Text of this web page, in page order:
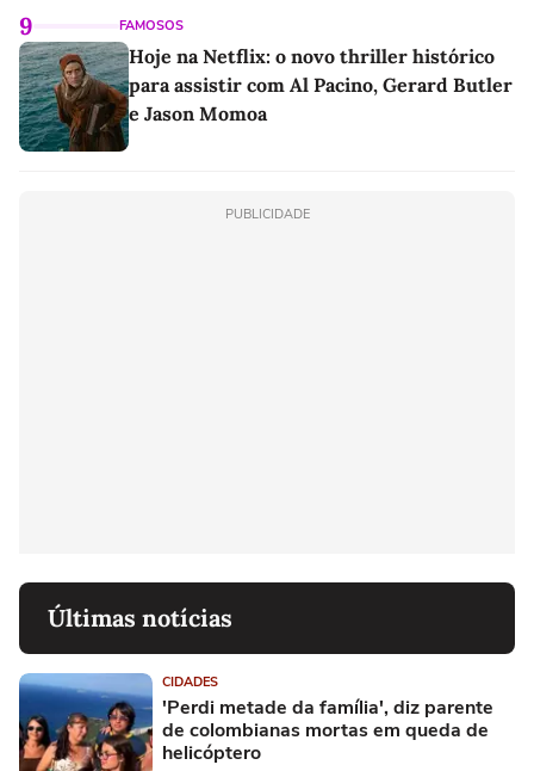
9 FAMOSOS
Hoje na Netflix: o novo thriller histórico
para assistir com Al Pacino, Gerard Butler
e Jason Momoa
PUBLICIDADE
Últimas notícias
CIDADES
'Perdi metade da família', diz parente
de colombianas mortas em queda de
helicóptero